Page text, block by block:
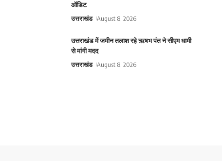
ऑडिट
उत्तराखंड August 8, 2026
उत्तराखंड में जमीन तलाश रहे ऋषभ पंत ने सीएम धामी
से मांगी मदद
उत्तराखंड August 8, 2026